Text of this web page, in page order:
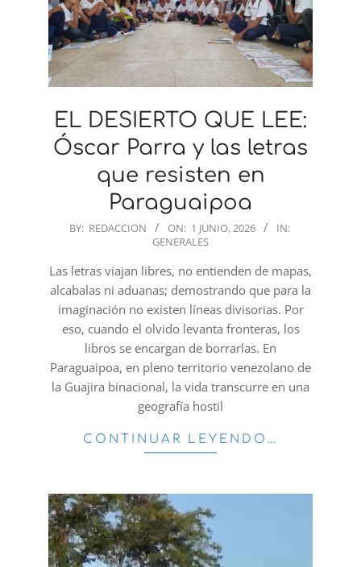
EL DESIERTO QUE LEE:
Óscar Parra y las letras
que resisten en
Paraguaipoa
2026-
01
BY: REDACCION ON: 1 JUNIO, 2026
IN:
GENERALES
Las letras viajan libres, no entienden de mapas,
alcabalas ni aduanas; demostrando que para la
imaginación no existen líneas divisorias. Por
eso, cuando el olvido levanta fronteras, los
libros se encargan de borrarlas. En
Paraguaipoa, en pleno territorio venezolano de
la Guajira binacional, la vida transcurre en una
geografía hostil
CONTINUAR LEYENDO…